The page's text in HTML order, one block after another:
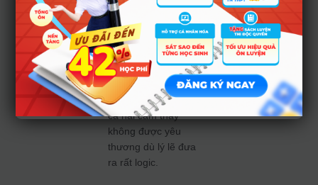
khi họ quên mất
việc an ủi và thấu
hiểu cảm xúc của
đối phương. Những
cuộc tranh luận có
thể trở nên gay gắt
và khô khan, khiến
cả hai cảm thấy
không được yêu
thương dù lý lẽ đưa
ra rất logic.